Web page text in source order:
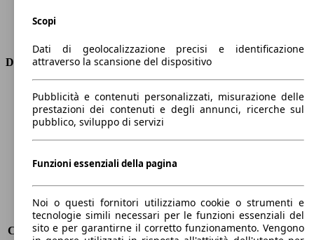
Trasmissione
Dimensioni
Lunghezza
4380 mm
Altezza
1450 mm
Larghezza
1830 mm
Passo
-
Carico massimo
-
Porte
5
Sedili
5
Carico sul tetto
-
Capacità di traino (senza freni) -
Scopi
Dati di geolocalizzazione precisi e identificazione
attraverso la scansione del dispositivo
Pubblicità e contenuti personalizzati, misurazione delle
prestazioni dei contenuti e degli annunci, ricerche sul
pubblico, sviluppo di servizi
Funzioni essenziali della pagina
Noi o questi fornitori utilizziamo cookie o strumenti e
tecnologie simili necessari per le funzioni essenziali del
sito e per garantirne il corretto funzionamento. Vengono